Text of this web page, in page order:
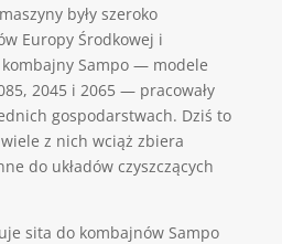
były szeroko
Europy Środkowej i
Sampo — modele
2045 i 2065 — pracowały
gospodarstwach. Dziś to
z nich wciąż zbiera
do układów czyszczących
sita do kombajnów Sampo